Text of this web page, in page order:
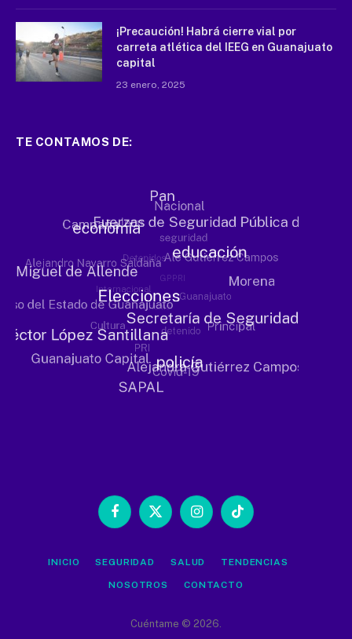
¡Precaución! Habrá cierre vial por
carreta atlética del IEEG en Guanajuato
capital
23 enero, 2025
TE CONTAMOS DE:
Facebook
X
InstagramTikTok
INICIO SEGURIDAD SALUD TENDENCIAS
NOSOTROS CONTACTO
Cuéntame © 2026.